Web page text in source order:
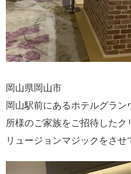
岡山県岡山市
岡山駅前にあるホテルグラ
所様のご家族をご招待した
リュージョンマジックをさせ